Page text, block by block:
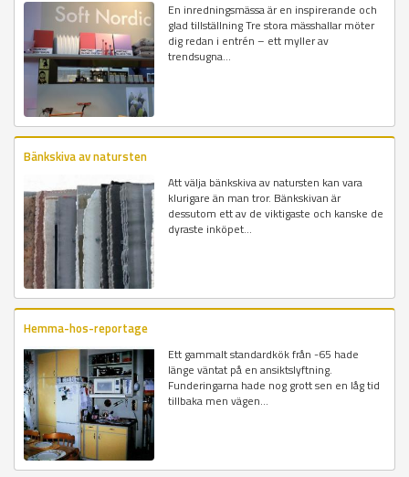
En inredningsmässa är en inspirerande och
glad tillställning Tre stora mässhallar möter
dig redan i entrén – ett myller av
trendsugna...
Bänkskiva av natursten
Att välja bänkskiva av natursten kan vara
klurigare än man tror. Bänkskivan är
dessutom ett av de viktigaste och kanske de
dyraste inköpet...
Hemma-hos-reportage
Ett gammalt standardkök från -65 hade
länge väntat på en ansiktslyftning.
Funderingarna hade nog grott sen en låg tid
tillbaka men vägen...